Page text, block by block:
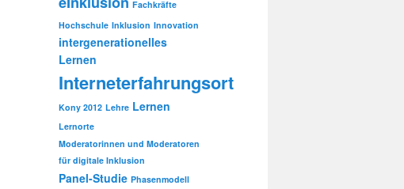
Fachkräfte
Hochschule Inklusion Innovation
intergenerationelles
Lernen
Interneterfahrungsort
Kony 2012 Lehre Lernen
Lernorte
Moderatorinnen und Moderatoren
für digitale Inklusion
Panel-Studie Phasenmodell